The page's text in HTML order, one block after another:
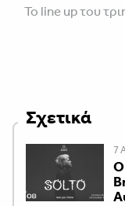
To line up του
Σχετικά
7
Ο